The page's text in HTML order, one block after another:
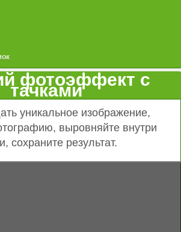
фотоэффект с
тачками
уникальное изображение,
выровняйте внутри
сохраните результат.